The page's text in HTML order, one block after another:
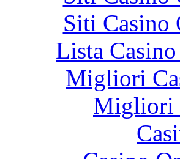
Siti Casino
Lista
Migliori
Migliori